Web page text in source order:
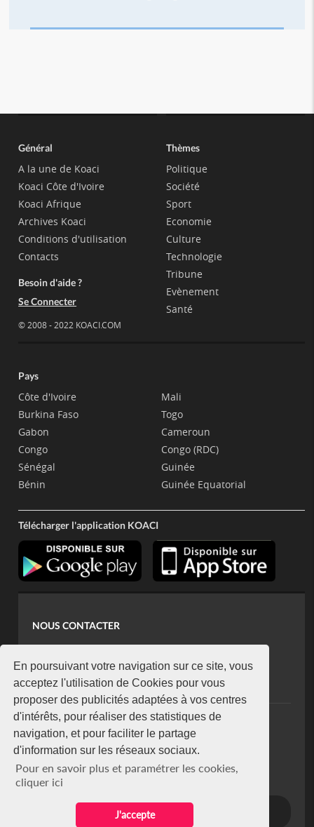
En poursuivant votre navigation sur ce site, vous
acceptez l'utilisation de Cookies pour vous
proposer des publicités adaptées à vos centres
d'intérêts, pour réaliser des statistiques de
navigation, et pour faciliter le partage
d'information sur les réseaux sociaux.
Pour en savoir plus et paramétrer les cookies,
cliquer ici
J'accepte
Général
A la une de Koaci
Koaci Côte d'Ivoire
Koaci Afrique
Archives Koaci
Conditions d'utilisation
Contacts
Besoin d'aide ?
Se Connecter
© 2008 - 2022 KOACI.COM
Thèmes
Politique
Société
Sport
Economie
Culture
Technologie
Tribune
Evènement
Santé
Pays
Côte d'Ivoire
Burkina Faso
Gabon
Congo
Sénégal
Bénin
Mali
Togo
Cameroun
Congo (RDC)
Guinée
Guinée Equatorial
Télécharger l'application KOACI
NOUS CONTACTER
koaci@yahoo.fr
+225 07 08 85 52 93
NEWSLETTER
Restez connecté via notre newsletter
S'abonner
Se désabonner